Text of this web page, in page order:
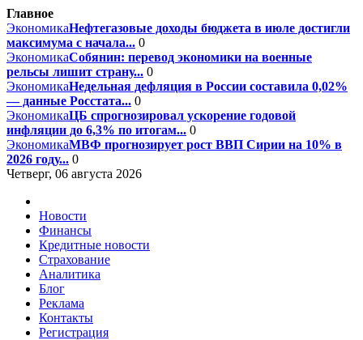
Главное
ЭкономикаНефтегазовые доходы бюджета в июле достигли
максимума с начала... 0
ЭкономикаСобянин: перевод экономики на военные
рельсы лишит страну... 0
ЭкономикаНедельная дефляция в России составила 0,02%
— данные Росстата... 0
ЭкономикаЦБ спрогнозировал ускорение годовой
инфляции до 6,3% по итогам... 0
ЭкономикаМВФ прогнозирует рост ВВП Сирии на 10% в
2026 году... 0
Четверг, 06 августа 2026
Новости
Финансы
Кредитные новости
Страхование
Аналитика
Блог
Реклама
Контакты
Регистрация